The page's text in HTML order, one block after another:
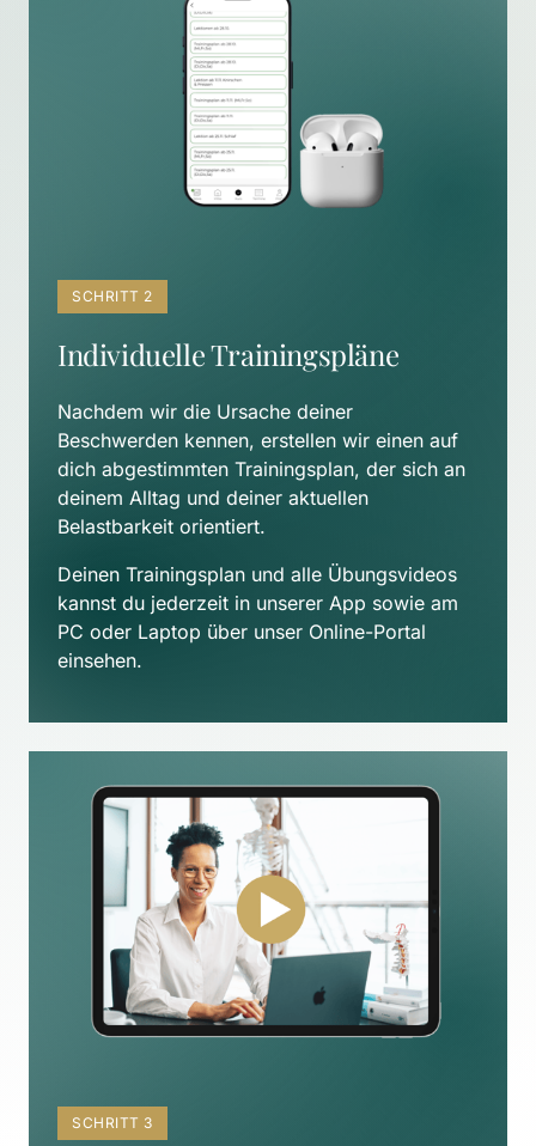
SCHRITT 2
Individuelle Trainingspläne
Nachdem wir die Ursache deiner
Beschwerden kennen, erstellen wir einen auf
dich abgestimmten Trainingsplan, der sich an
deinem Alltag und deiner aktuellen
Belastbarkeit orientiert.
Deinen Trainingsplan und alle Übungsvideos
kannst du jederzeit in unserer App sowie am
PC oder Laptop über unser Online-Portal
einsehen.
SCHRITT 3